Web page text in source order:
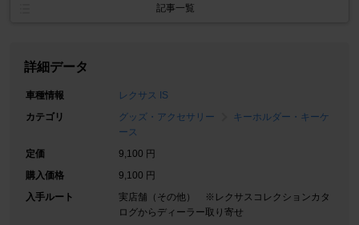
記事一覧
詳細データ
車種情報
レクサス IS
カテゴリ
グッズ・アクセサリー
キーホルダー・キーケ
ース
定価
9,100 円
購入価格
9,100 円
入手ルート
実店舗（その他） ※レクサスコレクションカタ
ログからディーラー取り寄せ